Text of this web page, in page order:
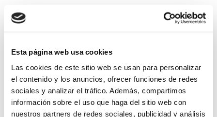
Esta página web usa cookies
Las cookies de este sitio web se usan para personalizar
el contenido y los anuncios, ofrecer funciones de redes
sociales y analizar el tráfico. Además, compartimos
información sobre el uso que haga del sitio web con
nuestros partners de redes sociales, publicidad y análisis
Desde 2019 es administrador de la Unión
su repertorio. Representa a los organistas
de la Asociación Diocesana de Empleados
de la Iglesia de la Diócesis de Tournai y es
miembro de la Comisión de Órganos de la
misma diócesis. Fundó la asociación